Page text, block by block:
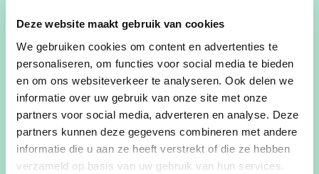
Deze website maakt gebruik van cookies
We gebruiken cookies om content en advertenties te
personaliseren, om functies voor social media te bieden
en om ons websiteverkeer te analyseren. Ook delen we
informatie over uw gebruik van onze site met onze
partners voor social media, adverteren en analyse. Deze
partners kunnen deze gegevens combineren met andere
informatie die u aan ze heeft verstrekt of die ze hebben
verzameld op basis van uw gebruik van hun services.
zeer bezorgd. Men organiseert dan wel een
infosessie met Ecopower, maar de mensen
hebben weer het gevoel dat dit zonder een echt
participatietraject met de buurt werd beslist.
Inspraak bleek toch net een pijnpunt in de voorbij
verkiezingen, Vooruit maakte daar toch ook een
punt van? Terwijl we nu toch vooral het gevoel
hebben dat het ‘business-as-usual’ blijft, of dat